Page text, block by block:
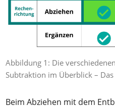
Abbildung 1: Die
Subtraktion im Überblick –
Beim Abziehen mit dem